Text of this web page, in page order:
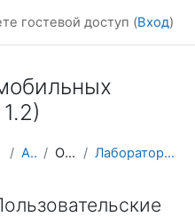
гостевой доступ (Вход)
AM-Mobile Основы Swift Лабораторная №2. Пользовательские типы